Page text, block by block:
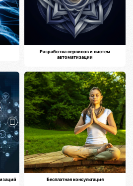
Разработка сервисов и систем
автоматизации
Бесплатная консультация